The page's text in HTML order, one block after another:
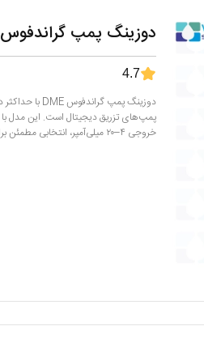
دوزینگ پمپ گراندفوس DME
4.7
خروجی ۴–۲۰ میلی‌آمپر، انتخابی مطمئن برای صنایع آب، فاضلاب، شیمیایی و غذایی محسوب می‌شود.